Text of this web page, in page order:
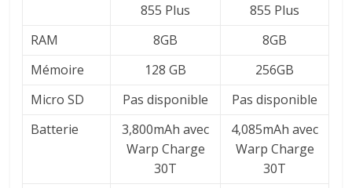
855 Plus
855 Plus
RAM
8GB
8GB
Mémoire
128 GB
256GB
Micro SD
Pas disponible
Pas disponible
Batterie
3,800mAh avec
Warp Charge
30T
4,085mAh avec
Warp Charge
30T